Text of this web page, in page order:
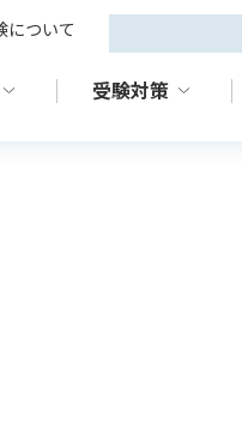
について
受験対策
これは、自動